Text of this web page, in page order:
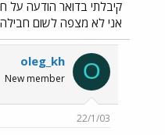
קיבלתי בדואר הודעה על
אני לא מצפה לשום
O
oleg_kh
New member
22/1/03